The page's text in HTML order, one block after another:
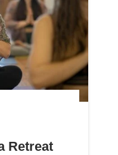
Retreat